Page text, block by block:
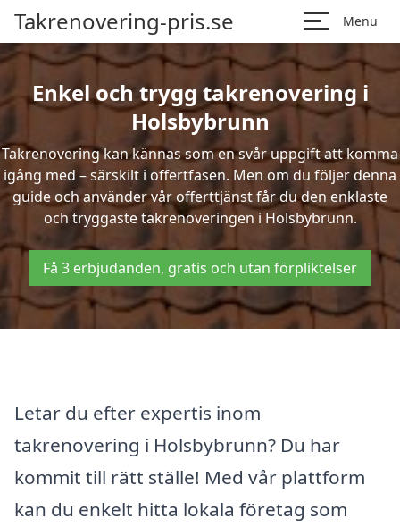
Takrenovering-pris.se Menu
Enkel och trygg takrenovering i
Holsbybrunn
Takrenovering kan kännas som en svår uppgift att komma
igång med – särskilt i offertfasen. Men om du följer denna
guide och använder vår offerttjänst får du den enklaste
och tryggaste takrenoveringen i Holsbybrunn.
Få 3 erbjudanden, gratis och utan förpliktelser
Letar du efter expertis inom
takrenovering i Holsbybrunn? Du har
kommit till rätt ställe! Med vår plattform
kan du enkelt hitta lokala företag som